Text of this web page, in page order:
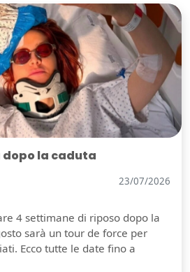
dopo la caduta
23/07/2026
4 settimane di riposo dopo la
sarà un tour de force per
Ecco tutte le date fino a